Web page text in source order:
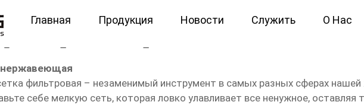
Главная Продукция Новости Служить О Нас
фильтровая нержавеющая
нержавеющая
фильтровая – незаменимый инструмент в самых разных сферах
себе мелкую сеть, которая ловко улавливает все ненужное, оставляя